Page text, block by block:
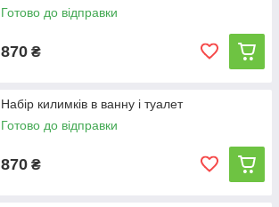
Готово до відправки
870 ₴
Набір килимків в ванну і туалет
Готово до відправки
870 ₴